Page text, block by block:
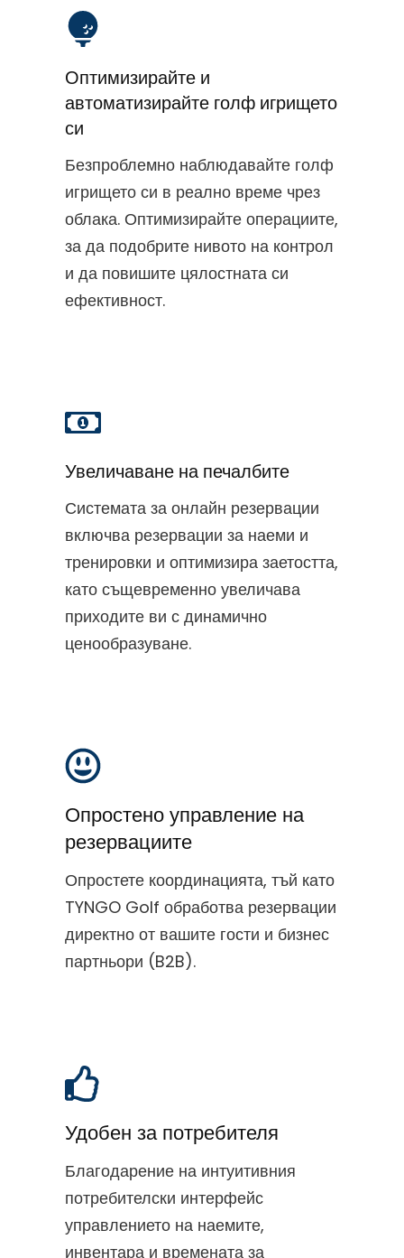
Оптимизирайте и
автоматизирайте голф игрището
си
Безпроблемно наблюдавайте голф
игрището си в реално време чрез
облака. Оптимизирайте операциите,
за да подобрите нивото на контрол
и да повишите цялостната си
ефективност.
Увеличаване на печалбите
Системата за онлайн резервации
включва резервации за наеми и
тренировки и оптимизира заетостта,
като същевременно увеличава
приходите ви с динамично
ценообразуване.
Опростено управление на
резервациите
Опростете координацията, тъй като
TYNGO Golf обработва резервации
директно от вашите гости и бизнес
партньори (B2B).
Удобен за потребителя
Благодарение на интуитивния
потребителски интерфейс
управлението на наемите,
инвентара и времената за